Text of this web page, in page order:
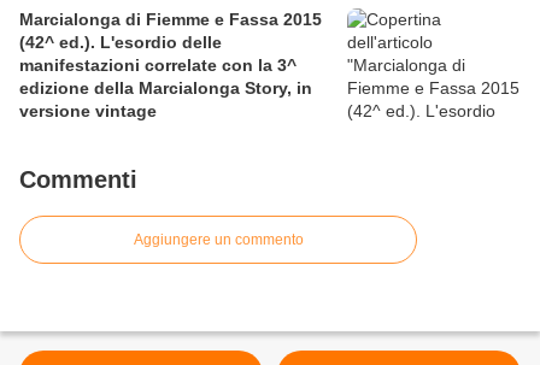
Young
Marcialonga di Fiemme e Fassa 2015
(42^ ed.). L'esordio delle
manifestazioni correlate con la 3^
edizione della Marcialonga Story, in
versione vintage
Commenti
Aggiungere un commento